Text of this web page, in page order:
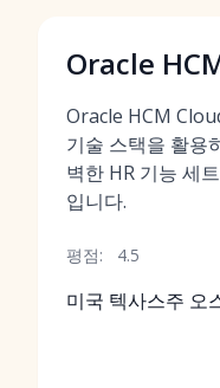
Oracle
Oracle HCM
기술 스택을 활용
벽한 HR 기능 세
입니다.
평점: 4.5
미국 텍사스주 오